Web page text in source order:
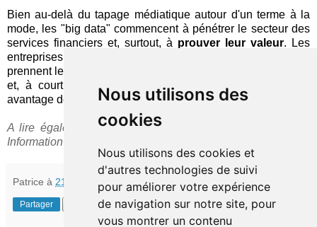
Nous utilisons des
cookies
Nous utilisons des cookies et
d'autres technologies de suivi
pour améliorer votre expérience
de navigation sur notre site, pour
vous montrer un contenu
Bien au-delà du tapage médiatique autour d'un terme à la
mode, les "big data" commencent à pénétrer le secteur des
services financiers et, surtout, à prouver leur valeur. Les
entreprises qui ne s'y intéressent pas dès aujourd'hui
prennent le risque de manquer des opportunités importantes
et, à court terme, de voir leurs concurrentes prendre un
avantage décisif.
A lire également sur l'expérience MetLife, cet
InformationWeek.
Patrice à 21:59
Partager